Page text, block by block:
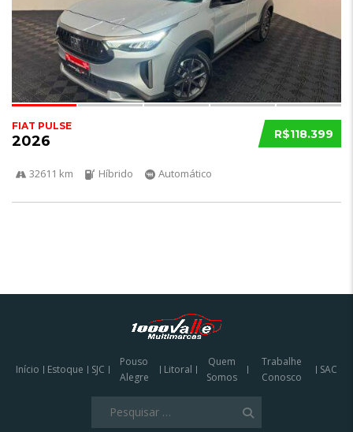
R$118.399
FIAT PULSE
2026
32611 km Híbrido Automático
Início Estoque SJC
Pouso
Alegre
Litoral
Quem
Somos
Trabalhe
Conosco
SAC